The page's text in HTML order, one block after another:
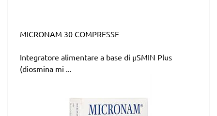
MICRONAM 30 COMPRESSE
Integratore alimentare a base di µSMIN Plus
(diosmina mi ...